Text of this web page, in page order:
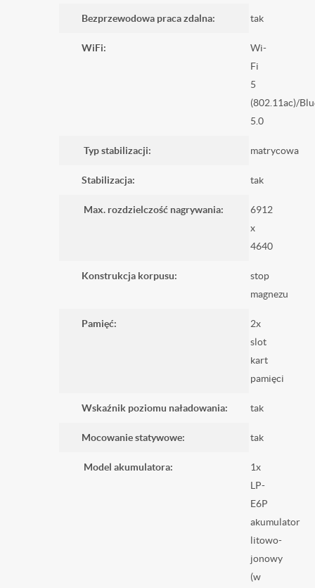
Bezprzewodowa praca zdalna: tak
WiFi:
Wi-
Fi
5
(802.11ac)/
5.0
Typ stabilizacji: matrycowa
Stabilizacja: tak
Max. rozdzielczość nagrywania:
6912
x
4640
Konstrukcja korpusu:
stop
magnezu
Pamięć:
2x
slot
kart
pamięci
Wskaźnik poziomu naładowania: tak
Mocowanie statywowe: tak
Model akumulatora:
1x
LP-
E6P
akumulator
litowo-
jonowy
(w